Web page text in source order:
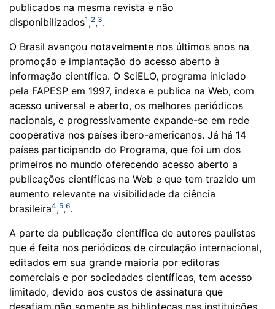
publicados na mesma revista e não
disponibilizados1 ,2,3.
O Brasil avançou notavelmente nos últimos anos na
promoção e implantação do acesso aberto à
informação científica. O SciELO, programa iniciado
pela FAPESP em 1997, indexa e publica na Web, com
acesso universal e aberto, os melhores periódicos
nacionais, e progressivamente expande-se em rede
cooperativa nos países ibero-americanos. Já há 14
países participando do Programa, que foi um dos
primeiros no mundo oferecendo acesso aberto a
publicações científicas na Web e que tem trazido um
aumento relevante na visibilidade da ciência
brasileira4,5,6.
A parte da publicação científica de autores paulistas
que é feita nos periódicos de circulação internacional,
editados em sua grande maioría por editoras
comerciais e por sociedades científicas, tem acesso
limitado, devido aos custos de assinatura que
desafiam não somente as bibliotecas nas instituições